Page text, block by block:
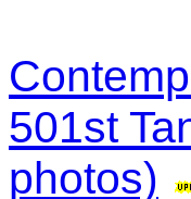
501st
photos)